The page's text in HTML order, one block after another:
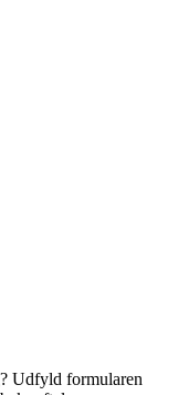
Udfyld formularen